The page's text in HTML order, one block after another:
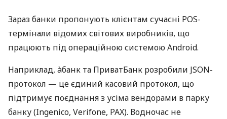
Зараз банки пропонують клієнтам сучасні POS-
термінали відомих світових виробників, що
працюють під операційною системою Android.
Наприклад, àбанк та ПриватБанк розробили JSON-
протокол — це єдиний касовий протокол, що
підтримує поєднання з усіма вендорами в парку
банку (Ingenico, Verifone, PAX). Водночас не